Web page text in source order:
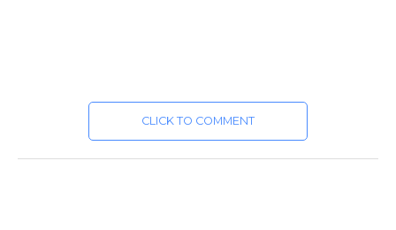
CLICK TO COMMENT